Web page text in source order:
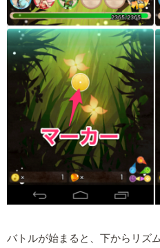
バトルが始まると、下からリズ